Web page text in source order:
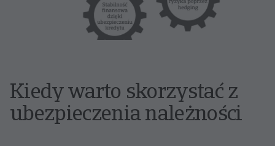
Kiedy warto skorzystać z
ubezpieczenia należności